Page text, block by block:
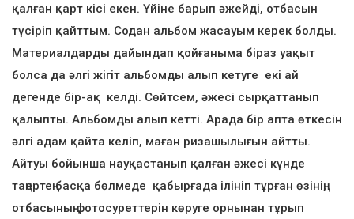
қалған қарт кісі екен. Үйіне барып әжейді, отбасын
түсіріп қайттым. Содан альбом жасауым керек болды.
Материалдарды дайындап қойғаныма біраз уақыт
болса да әлгі жігіт альбомды алып кетуге екі ай
дегенде бір-ақ келді. Сөйтсем, әжесі сырқаттанып
қалыпты. Альбомды алып кетті. Арада бір апта өткесін
әлгі адам қайта келіп, маған ризашылығын айтты.
Айтуы бойынша науқастанып қалған әжесі күнде
таңертең басқа бөлмеде қабырғада ілініп тұрған өзінің,
отбасының фотосуреттерін көруге орнынан тұрып